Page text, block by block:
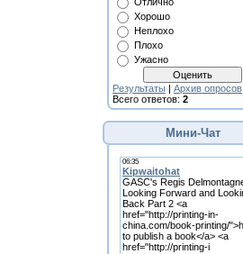
Хорошо
Неплохо
Плохо
Ужасно
Результаты | Архив опросов
Всего ответов: 2
Мини-Чат